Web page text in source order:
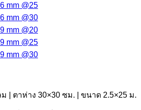
mm @25
mm @30
mm @20
mm @25
mm @30
| ตาห่าง 30×30 ซม. | ขนาด 2.5×25 ม.